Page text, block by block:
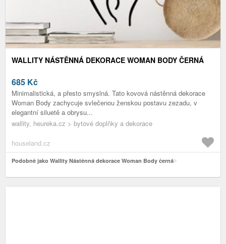
WALLITY NÁSTĚNNÁ DEKORACE WOMAN BODY ČERNÁ
685 Kč
Minimalistická, a přesto smyslná. Tato kovová nástěnná dekorace
Woman Body zachycuje svlečenou ženskou postavu zezadu, v
elegantní siluetě a obrysu...
wallity, heureka.cz > bytové doplňky a dekorace
houseland.cz
Podobně jako Wallity Nástěnná dekorace Woman Body černá